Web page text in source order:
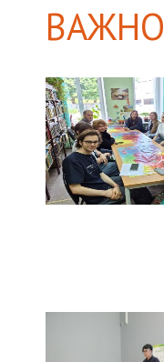
ВАЖНО